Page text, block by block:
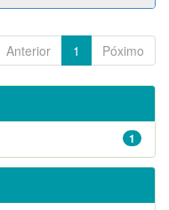
Anterior 1 Póximo
1